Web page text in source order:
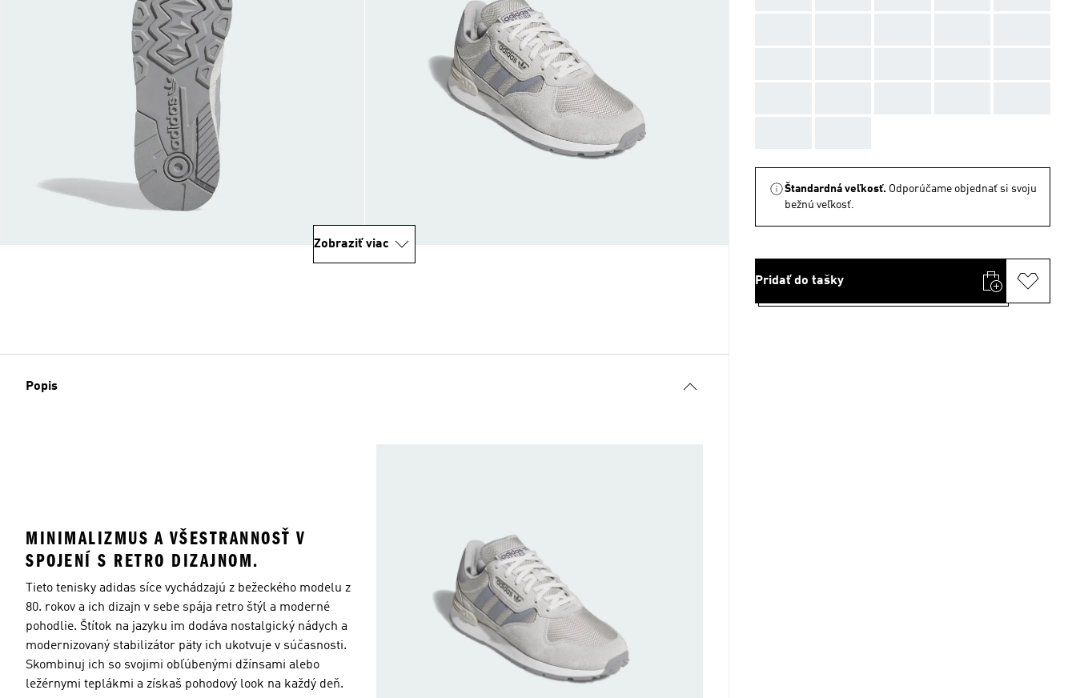
Zobraziť viac
Popis
MINIMALIZMUS A VŠESTRANNOSŤ V
SPOJENÍ S RETRO DIZAJNOM.
Tieto tenisky adidas síce vychádzajú z bežeckého modelu z
80. rokov a ich dizajn v sebe spája retro štýl a moderné
pohodlie. Štítok na jazyku im dodáva nostalgický nádych a
modernizovaný stabilizátor päty ich ukotvuje v súčasnosti.
Skombinuj ich so svojimi obľúbenými džínsami alebo
ležérnymi teplákmi a získaš pohodový look na každý deň.
Štandardná veľkosť. Odporúčame objednať si svoju
bežnú veľkosť.
Pridať do tašky